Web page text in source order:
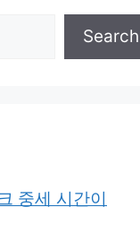
Search
중세 시간이